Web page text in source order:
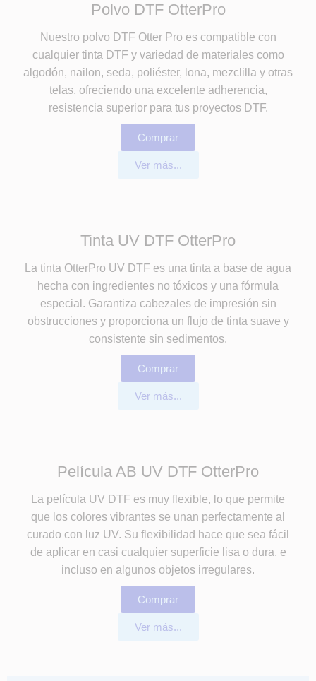
Polvo DTF OtterPro
Nuestro polvo DTF Otter Pro es compatible con
cualquier tinta DTF y variedad de materiales como
algodón, nailon, seda, poliéster, lona, mezclilla y otras
telas, ofreciendo una excelente adherencia,
resistencia superior para tus proyectos DTF.
Comprar
Ver más...
Tinta UV DTF OtterPro
La tinta OtterPro UV DTF es una tinta a base de agua
hecha con ingredientes no tóxicos y una fórmula
especial. Garantiza cabezales de impresión sin
obstrucciones y proporciona un flujo de tinta suave y
consistente sin sedimentos.
Comprar
Ver más...
Película AB UV DTF OtterPro
La película UV DTF es muy flexible, lo que permite
que los colores vibrantes se unan perfectamente al
curado con luz UV. Su flexibilidad hace que sea fácil
de aplicar en casi cualquier superficie lisa o dura, e
incluso en algunos objetos irregulares.
Comprar
Ver más...